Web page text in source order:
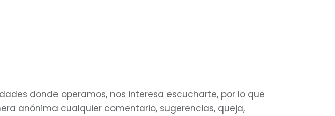
donde operamos, nos interesa escucharte, por lo que
anónima cualquier comentario, sugerencias, queja,